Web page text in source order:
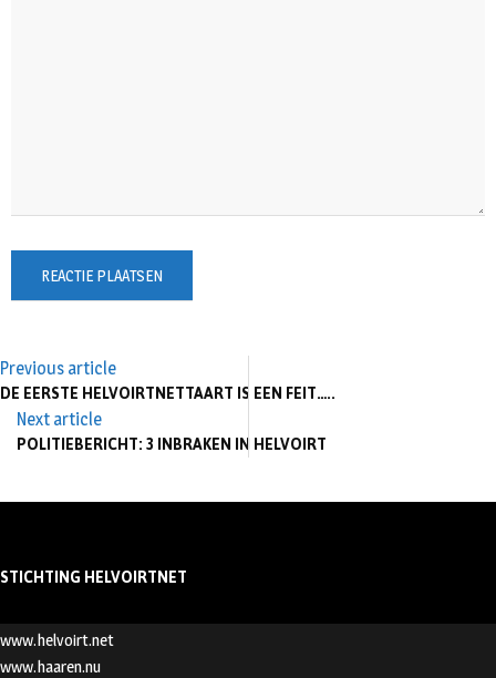
Previous article
DE EERSTE HELVOIRTNETTAART IS EEN FEIT…..
Next article
POLITIEBERICHT: 3 INBRAKEN IN HELVOIRT
STICHTING HELVOIRTNET
www.helvoirt.net
www.haaren.nu